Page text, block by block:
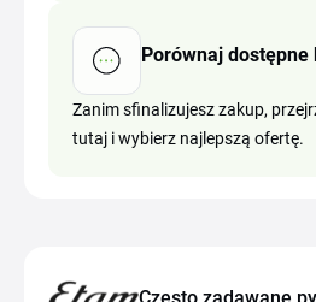
Porównaj dostępne
Zanim sfinalizujesz zakup,
tutaj i wybierz najlepszą ofertę.